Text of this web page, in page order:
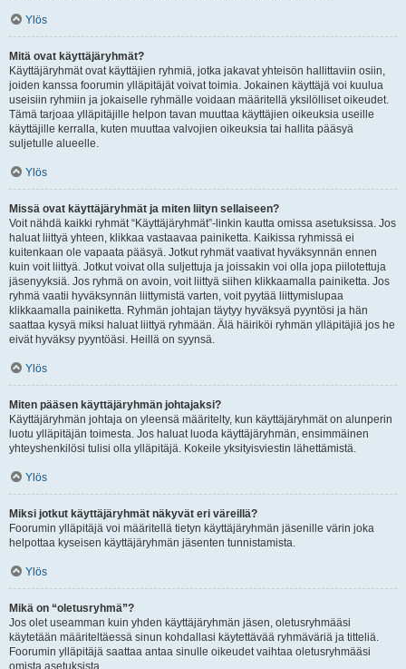
Ylös
Mitä ovat käyttäjäryhmät?
Käyttäjäryhmät ovat käyttäjien ryhmiä, jotka jakavat yhteisön hallittaviin osiin,
joiden kanssa foorumin ylläpitäjät voivat toimia. Jokainen käyttäjä voi kuulua
useisiin ryhmiin ja jokaiselle ryhmälle voidaan määritellä yksilölliset oikeudet.
Tämä tarjoaa ylläpitäjille helpon tavan muuttaa käyttäjien oikeuksia useille
käyttäjille kerralla, kuten muuttaa valvojien oikeuksia tai hallita pääsyä
suljetulle alueelle.
Ylös
Missä ovat käyttäjäryhmät ja miten liityn sellaiseen?
Voit nähdä kaikki ryhmät “Käyttäjäryhmät”-linkin kautta omissa asetuksissa. Jos
haluat liittyä yhteen, klikkaa vastaavaa painiketta. Kaikissa ryhmissä ei
kuitenkaan ole vapaata pääsyä. Jotkut ryhmät vaativat hyväksynnän ennen
kuin voit liittyä. Jotkut voivat olla suljettuja ja joissakin voi olla jopa piilotettuja
jäsenyyksiä. Jos ryhmä on avoin, voit liittyä siihen klikkaamalla painiketta. Jos
ryhmä vaatii hyväksynnän liittymistä varten, voit pyytää liittymislupaa
klikkaamalla painiketta. Ryhmän johtajan täytyy hyväksyä pyyntösi ja hän
saattaa kysyä miksi haluat liittyä ryhmään. Älä häiriköi ryhmän ylläpitäjiä jos he
eivät hyväksy pyyntöäsi. Heillä on syynsä.
Ylös
Miten pääsen käyttäjäryhmän johtajaksi?
Käyttäjäryhmän johtaja on yleensä määritelty, kun käyttäjäryhmät on alunperin
luotu ylläpitäjän toimesta. Jos haluat luoda käyttäjäryhmän, ensimmäinen
yhteyshenkilösi tulisi olla ylläpitäjä. Kokeile yksityisviestin lähettämistä.
Ylös
Miksi jotkut käyttäjäryhmät näkyvät eri väreillä?
Foorumin ylläpitäjä voi määritellä tietyn käyttäjäryhmän jäsenille värin joka
helpottaa kyseisen käyttäjäryhmän jäsenten tunnistamista.
Ylös
Mikä on “oletusryhmä”?
Jos olet useamman kuin yhden käyttäjäryhmän jäsen, oletusryhmääsi
käytetään määriteltäessä sinun kohdallasi käytettävää ryhmäväriä ja titteliä.
Foorumin ylläpitäjä saattaa antaa sinulle oikeudet vaihtaa oletusryhmääsi
omista asetuksista.